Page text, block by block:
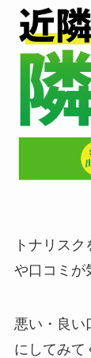
トナリス
や口コミが
悪い・良い
にしてみて